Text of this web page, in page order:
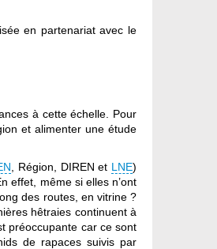
en partenariat avec le
à cette échelle. Pour
et alimenter une étude
, Région, DIREN et LNE)
effet, même si elles n’ont
des routes, en vitrine ?
hêtraies continuent à
préoccupante car ce sont
de rapaces suivis par